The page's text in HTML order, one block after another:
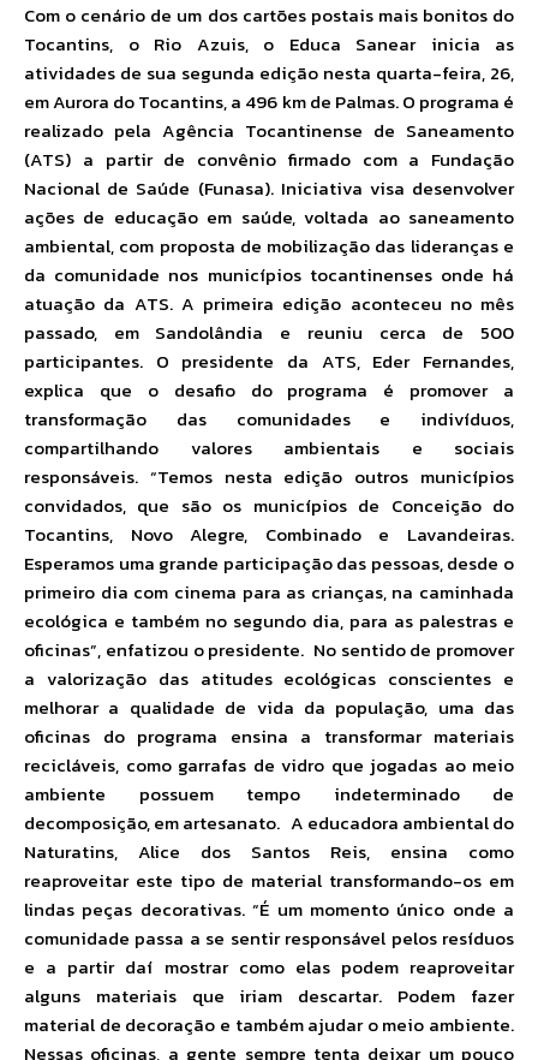
Com o cenário de um dos cartões postais mais bonitos do
Tocantins, o Rio Azuis, o Educa Sanear inicia as
atividades de sua segunda edição nesta quarta-feira, 26,
em Aurora do Tocantins, a 496 km de Palmas. O programa é
realizado pela Agência Tocantinense de Saneamento
(ATS) a partir de convênio firmado com a Fundação
Nacional de Saúde (Funasa). Iniciativa visa desenvolver
ações de educação em saúde, voltada ao saneamento
ambiental, com proposta de mobilização das lideranças e
da comunidade nos municípios tocantinenses onde há
atuação da ATS. A primeira edição aconteceu no mês
passado, em Sandolândia e reuniu cerca de 500
participantes. O presidente da ATS, Eder Fernandes,
explica que o desafio do programa é promover a
transformação das comunidades e indivíduos,
compartilhando valores ambientais e sociais
responsáveis. “Temos nesta edição outros municípios
convidados, que são os municípios de Conceição do
Tocantins, Novo Alegre, Combinado e Lavandeiras.
Esperamos uma grande participação das pessoas, desde o
primeiro dia com cinema para as crianças, na caminhada
ecológica e também no segundo dia, para as palestras e
oficinas”, enfatizou o presidente. No sentido de promover
a valorização das atitudes ecológicas conscientes e
melhorar a qualidade de vida da população, uma das
oficinas do programa ensina a transformar materiais
recicláveis, como garrafas de vidro que jogadas ao meio
ambiente possuem tempo indeterminado de
decomposição, em artesanato. A educadora ambiental do
Naturatins, Alice dos Santos Reis, ensina como
reaproveitar este tipo de material transformando-os em
lindas peças decorativas. “É um momento único onde a
comunidade passa a se sentir responsável pelos resíduos
e a partir daí mostrar como elas podem reaproveitar
alguns materiais que iriam descartar. Podem fazer
material de decoração e também ajudar o meio ambiente.
Nessas oficinas, a gente sempre tenta deixar um pouco